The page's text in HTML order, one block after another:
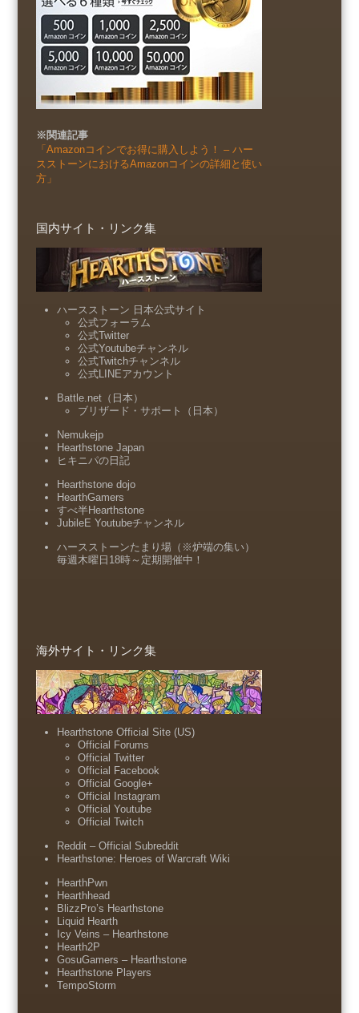
※関連記事
「Amazonコインでお得に購入しよう！ – ハー
スストーンにおけるAmazonコインの詳細と使い
方」
国内サイト・リンク集
ハースストーン 日本公式サイト
公式フォーラム
公式Twitter
公式Youtubeチャンネル
公式Twitchチャンネル
公式LINEアカウント
Battle.net（日本）
ブリザード・サポート（日本）
Nemukejp
Hearthstone Japan
ヒキニパの日記
Hearthstone dojo
HearthGamers
すべ半Hearthstone
JubileE Youtubeチャンネル
ハースストーンたまり場（※炉端の集い）
毎週木曜日18時～定期開催中！
海外サイト・リンク集
Hearthstone Official Site (US)
Official Forums
Official Twitter
Official Facebook
Official Google+
Official Instagram
Official Youtube
Official Twitch
Reddit – Official Subreddit
Hearthstone: Heroes of Warcraft Wiki
HearthPwn
Hearthhead
BlizzPro’s Hearthstone
Liquid Hearth
Icy Veins – Hearthstone
Hearth2P
GosuGamers – Hearthstone
Hearthstone Players
TempoStorm